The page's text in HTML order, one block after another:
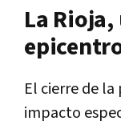
La
El cierre de
impacto